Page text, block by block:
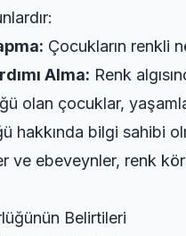
Çocukların renkli
Alma: Renk
olan çocuklar,
hakkında bilgi sahibi
ve ebeveynler, renk